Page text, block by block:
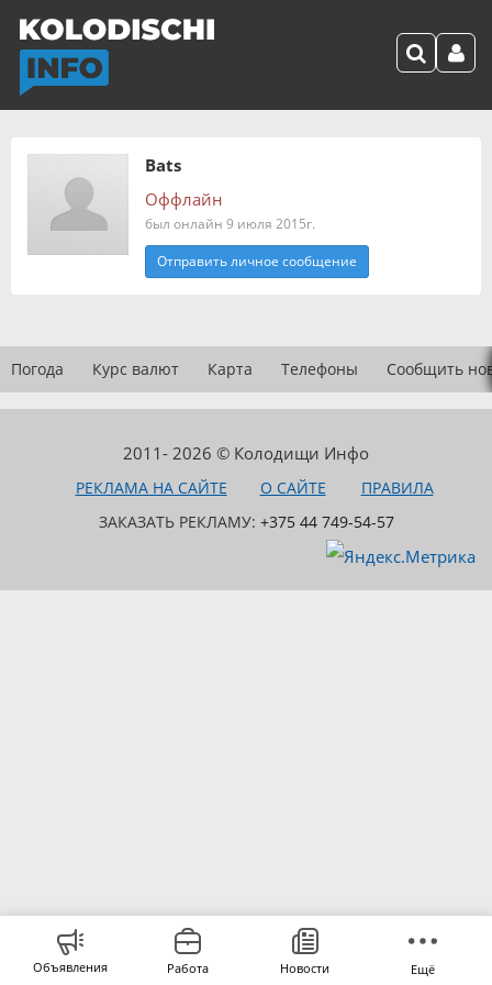
Bats
Оффлайн
был онлайн 9 июля 2015г.
Отправить личное сообщение
Погода Курс валют Карта Телефоны Сообщить
2011- 2026 © Колодищи Инфо
РЕКЛАМА НА САЙТЕ О САЙТЕ
ПРАВИЛА
ЗАКАЗАТЬ РЕКЛАМУ: +375 44 749-54-57
Объявления Работа Новости Ещё